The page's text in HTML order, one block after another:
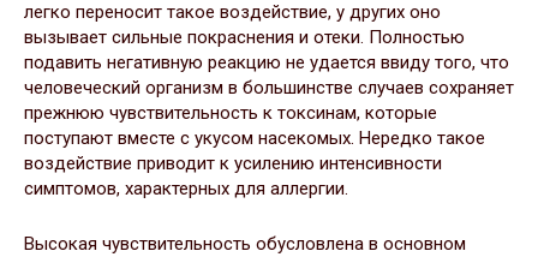
легко переносит такое воздействие, у других оно
вызывает сильные покраснения и отеки. Полностью
подавить негативную реакцию не удается ввиду того, что
человеческий организм в большинстве случаев сохраняет
прежнюю чувствительность к токсинам, которые
поступают вместе с укусом насекомых. Нередко такое
воздействие приводит к усилению интенсивности
симптомов, характерных для аллергии.
Высокая чувствительность обусловлена в основном